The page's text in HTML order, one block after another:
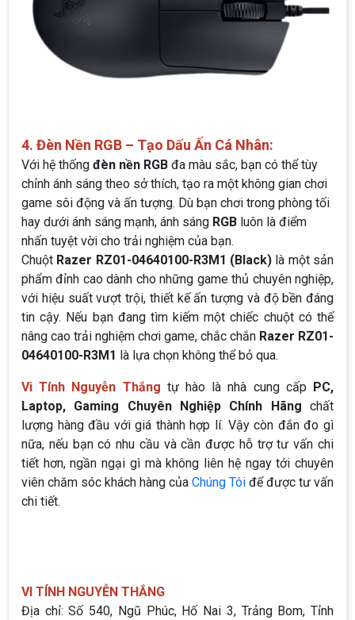
4. Đèn Nền RGB – Tạo Dấu Ấn Cá Nhân:
Với hệ thống đèn nền RGB đa màu sắc, bạn có thể tùy
chỉnh ánh sáng theo sở thích, tạo ra một không gian chơi
game sôi động và ấn tượng. Dù bạn chơi trong phòng tối
hay dưới ánh sáng mạnh, ánh sáng RGB luôn là điểm
nhấn tuyệt vời cho trải nghiệm của bạn.
Chuột Razer RZ01-04640100-R3M1 (Black) là một sản
phẩm đỉnh cao dành cho những game thủ chuyên nghiệp,
với hiệu suất vượt trội, thiết kế ấn tượng và độ bền đáng
tin cậy. Nếu bạn đang tìm kiếm một chiếc chuột có thể
nâng cao trải nghiệm chơi game, chắc chắn Razer RZ01-
04640100-R3M1 là lựa chọn không thể bỏ qua.
Vi Tính Nguyễn Thắng tự hào là nhà cung cấp
PC,
Laptop, Gaming Chuyên Nghiệp Chính Hãng chất
lượng hàng đầu với giá thành hợp lí. Vậy còn đắn đo gì
nữa, nếu bạn có nhu cầu và cần được hỗ trợ tư vấn chi
tiết hơn, ngần ngại gì mà không liên hệ ngay tới chuyên
viên chăm sóc khách hàng của Chúng Tôi để được tư vấn
chi tiết.
VI TÍNH NGUYỄN THẮNG
Địa chỉ: Số 540, Ngũ Phúc, Hố Nai 3, Trảng Bom, Tỉnh